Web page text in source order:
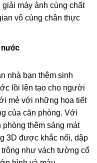
máy ảnh cùng chất
vô cùng chân thực
nhà bạn thêm sinh
lồi lên tạo cho người
mẻ với những họa tiết
của căn phòng. Với
phòng thêm sáng mát
3D được khắc nổi, dập
trông như vách tường cổ